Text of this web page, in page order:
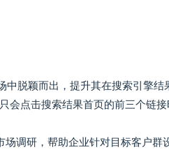
中脱颖而出，提升其在搜索引擎结
点击搜索结果首页的前三个链接
调研，帮助企业针对目标客户群